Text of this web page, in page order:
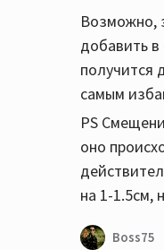
Возможно,
добавить
получится
самым
PS
оно
на 1-1.5см,
Boss75